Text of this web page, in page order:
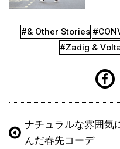
#& Other Stories
#Zadig &
ナチュラルな雰囲気
んだ春先コーデ